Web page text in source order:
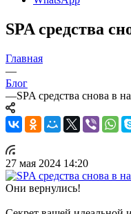
SPA средства
Главная
—
Блог
—SPA средства снова в
27 мая 2024 14:20
Они вернулись!